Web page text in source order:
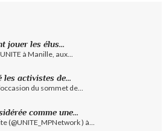
jouer les élus...
à Manille, aux...
les activistes de...
du sommet de...
comme une...
(@UNITE_MPNetwork ) à...